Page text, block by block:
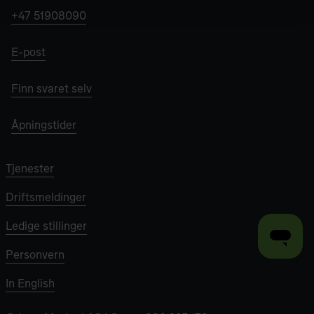
+47 51908090
E-post
Finn svaret selv
Åpningstider
Tjenester
Driftsmeldinger
Ledige stillinger
Personvern
In English